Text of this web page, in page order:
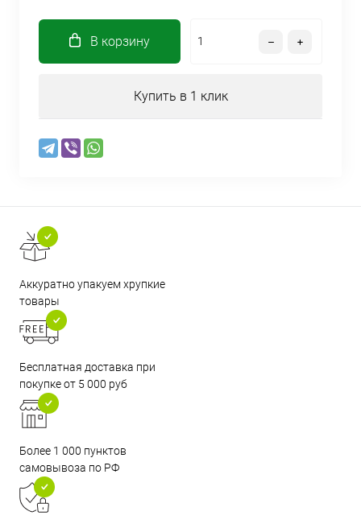
В корзину
Купить в 1 клик
Аккуратно упакуем хрупкие
товары
Бесплатная доставка при
покупке от 5 000 руб
Более 1 000 пунктов
самовывоза по РФ